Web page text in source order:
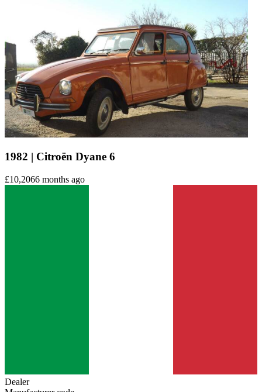
1982 | Citroën Dyane 6
£10,2066 months ago
Dealer